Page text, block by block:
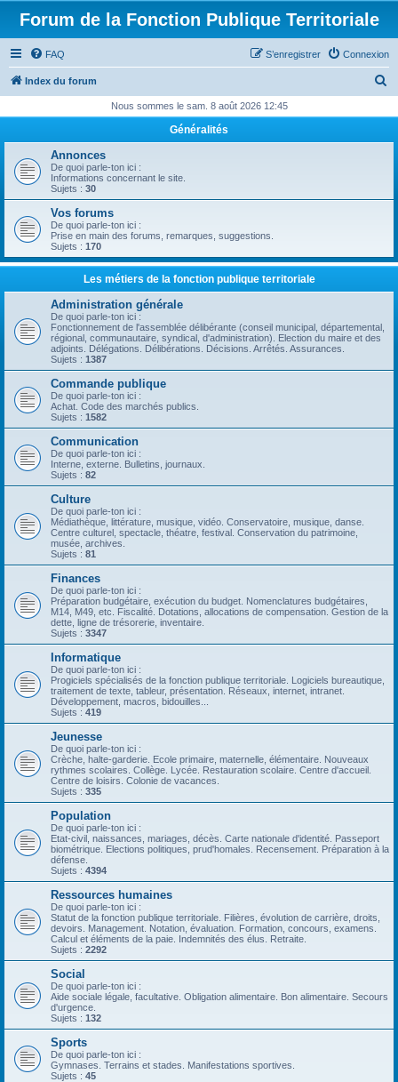
Forum de la Fonction Publique Territoriale
FAQ Connexion
S’enregistrer
Index du forum
h
Nous sommes le sam. 8 août 2026 12:45
Généralités
Annonces
De quoi parle-ton ici :
Informations concernant le site.
Sujets : 30
Vos forums
De quoi parle-ton ici :
Prise en main des forums, remarques, suggestions.
Sujets : 170
Les métiers de la fonction publique territoriale
Administration générale
De quoi parle-ton ici :
Fonctionnement de l'assemblée délibérante (conseil municipal, départemental,
régional, communautaire, syndical, d'administration). Election du maire et des
adjoints. Délégations. Délibérations. Décisions. Arrêtés. Assurances.
Sujets : 1387
Commande publique
De quoi parle-ton ici :
Achat. Code des marchés publics.
Sujets : 1582
Communication
De quoi parle-ton ici :
Interne, externe. Bulletins, journaux.
Sujets : 82
Culture
De quoi parle-ton ici :
Médiathèque, littérature, musique, vidéo. Conservatoire, musique, danse.
Centre culturel, spectacle, théatre, festival. Conservation du patrimoine,
musée, archives.
Sujets : 81
Finances
De quoi parle-ton ici :
Préparation budgétaire, exécution du budget. Nomenclatures budgétaires,
M14, M49, etc. Fiscalité. Dotations, allocations de compensation. Gestion de la
dette, ligne de trésorerie, inventaire.
Sujets : 3347
Informatique
De quoi parle-ton ici :
Progiciels spécialisés de la fonction publique territoriale. Logiciels bureautique,
traitement de texte, tableur, présentation. Réseaux, internet, intranet.
Développement, macros, bidouilles...
Sujets : 419
Jeunesse
De quoi parle-ton ici :
Crèche, halte-garderie. Ecole primaire, maternelle, élémentaire. Nouveaux
rythmes scolaires. Collège. Lycée. Restauration scolaire. Centre d'accueil.
Centre de loisirs. Colonie de vacances.
Sujets : 335
Population
De quoi parle-ton ici :
Etat-civil, naissances, mariages, décès. Carte nationale d'identité. Passeport
biométrique. Elections politiques, prud'homales. Recensement. Préparation à la
défense.
Sujets : 4394
Ressources humaines
De quoi parle-ton ici :
Statut de la fonction publique territoriale. Filières, évolution de carrière, droits,
devoirs. Management. Notation, évaluation. Formation, concours, examens.
Calcul et éléments de la paie. Indemnités des élus. Retraite.
Sujets : 2292
Social
De quoi parle-ton ici :
Aide sociale légale, facultative. Obligation alimentaire. Bon alimentaire. Secours
d'urgence.
Sujets : 132
Sports
De quoi parle-ton ici :
Gymnases. Terrains et stades. Manifestations sportives.
Sujets : 45